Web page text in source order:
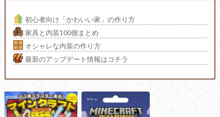
初心者向け「かわいい家」の作り方
家具と内装100個まとめ
オシャレな内装の作り方
最新のアップデート情報はコチラ